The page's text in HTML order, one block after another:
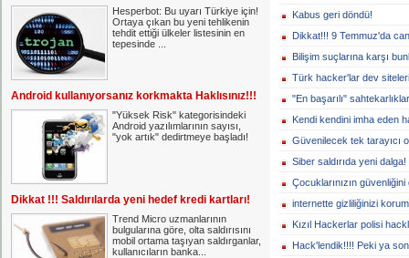
Hesperbot: Bu uyarı Türkiye için!
Ortaya çıkan bu yeni tehlikenin
tehdit ettiği ülkeler listesinin en
tepesinde ...
Android kullanıyorsanız korkmakta Haklısınız!!!
"Yüksek Risk" kategorisindeki
Android yazılımlarının sayısı,
"yok artık" dedirtmeye başladı!
Dikkat !!! Saldırılarda yeni hedef kredi kartları!
Trend Micro uzmanlarının
bulgularına göre, olta saldırısını
mobil ortama taşıyan saldırganlar,
kullanıcıların banka...
Kabus geri döndü!
Dikkat!!! 9 Temmuz'da
Bilişim suçlarına karşı
Türk hacker'lar dev
"En başarılı"
Kendi kendini imha eden
Güvenilecek tek tarayıcı
Siber saldırıda yeni dalga!
Çocuklarınızın
internette gizliliğinizi
Kızıl Hackerlar polisi
Hack'lendik!!!! Peki ya